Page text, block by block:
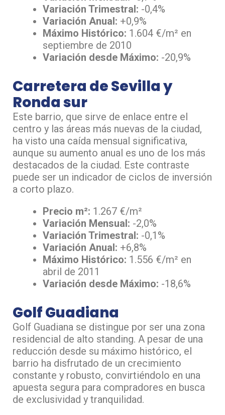
Variación Trimestral: -0,4%
Variación Anual: +0,9%
Máximo Histórico: 1.604 €/m² en
septiembre de 2010
Variación desde Máximo: -20,9%
Carretera de Sevilla y
Ronda sur
Este barrio, que sirve de enlace entre el
centro y las áreas más nuevas de la ciudad,
ha visto una caída mensual significativa,
aunque su aumento anual es uno de los más
destacados de la ciudad. Este contraste
puede ser un indicador de ciclos de inversión
a corto plazo.
Precio m²: 1.267 €/m²
Variación Mensual: -2,0%
Variación Trimestral: -0,1%
Variación Anual: +6,8%
Máximo Histórico: 1.556 €/m² en
abril de 2011
Variación desde Máximo: -18,6%
Golf Guadiana
Golf Guadiana se distingue por ser una zona
residencial de alto standing. A pesar de una
reducción desde su máximo histórico, el
barrio ha disfrutado de un crecimiento
constante y robusto, convirtiéndolo en una
apuesta segura para compradores en busca
de exclusividad y tranquilidad.